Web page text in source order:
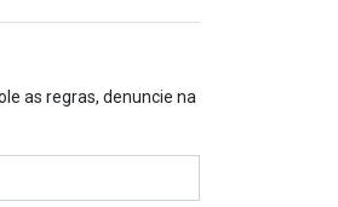
as regras, denuncie na